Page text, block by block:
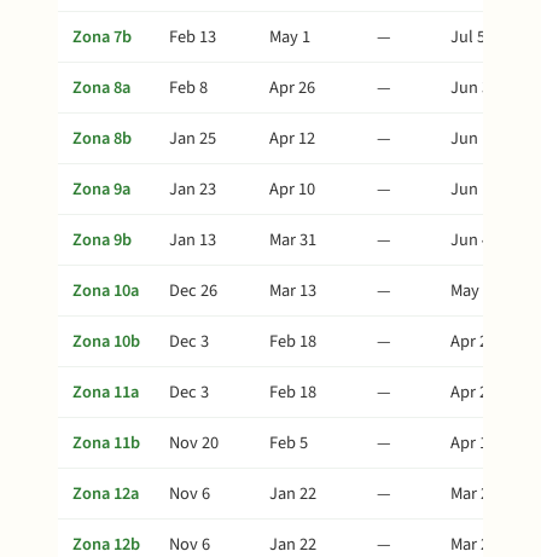
Zona 7b
Feb 13 May 1 —
Jul 5
Zona 8a
Feb 8 Apr 26 —
Jun 30
Zona 8b
Jan 25 Apr 12 —
Jun 16
Zona 9a
Jan 23 Apr 10 —
Jun 14
Zona 9b
Jan 13 Mar 31 —
Jun 4
Zona 10a
Dec 26 Mar 13 —
May 17
Zona 10b
Dec 3 Feb 18 —
Apr 24
Zona 11a
Dec 3 Feb 18 —
Apr 24
Zona 11b
Nov 20 Feb 5 —
Apr 11
Zona 12a
Nov 6 Jan 22 —
Mar 28
Zona 12b
Nov 6 Jan 22 — Mar 28